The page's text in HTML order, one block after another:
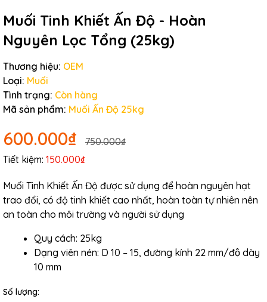
Muối Tinh Khiết Ấn Độ - Hoàn
Nguyên Lọc Tổng (25kg)
Thương hiệu: OEM
Loại: Muối
Tình trạng: Còn hàng
Mã sản phẩm: Muối Ấn Độ 25kg
600.000₫
750.000₫
Tiết kiệm: 150.000₫
Muối Tinh Khiết Ấn Độ được sử dụng để hoàn nguyên hạt
trao đổi, có độ tinh khiết cao nhất, hoàn toàn tự nhiên nên
an toàn cho môi trường và người sử dụng
Quy cách: 25kg
Dạng viên nén: D 10 – 15, đường kính 22 mm/độ dày
10 mm
Số lượng: